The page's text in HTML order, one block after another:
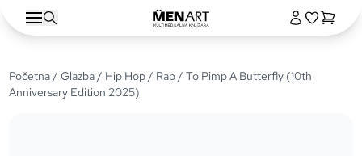
Početna/Glazba/ Hip Hop / Rap/ To Pimp A Butterfly (10th
Anniversary Edition 2025)